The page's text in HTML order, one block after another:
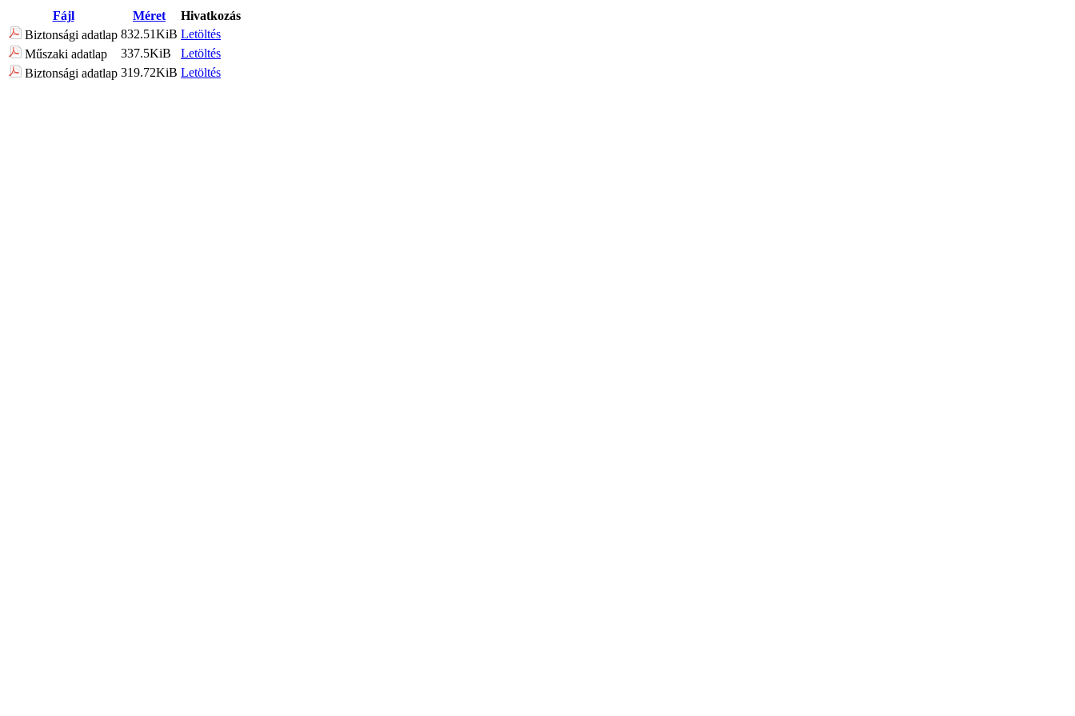
Fájl Méret
Hivatkozás
Biztonsági adatlap 832.51KiB Letöltés
Műszaki adatlap
337.5KiB
Letöltés
Biztonsági adatlap 319.72KiB Letöltés